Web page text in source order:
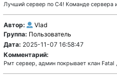
Лучший сервер по С4! Команде сервера
Автор:
Vlad
Группа: Пользователь
Дата: 2025-11-07 16:58:47
Комментарий:
Рмт сервер, админ покрывает клан